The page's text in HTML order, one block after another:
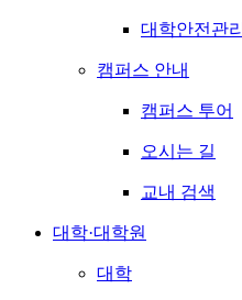
대학안전관리
캠퍼스 안내
캠퍼스 투어
오시는 길
교내 검색
대학·대학원
대학